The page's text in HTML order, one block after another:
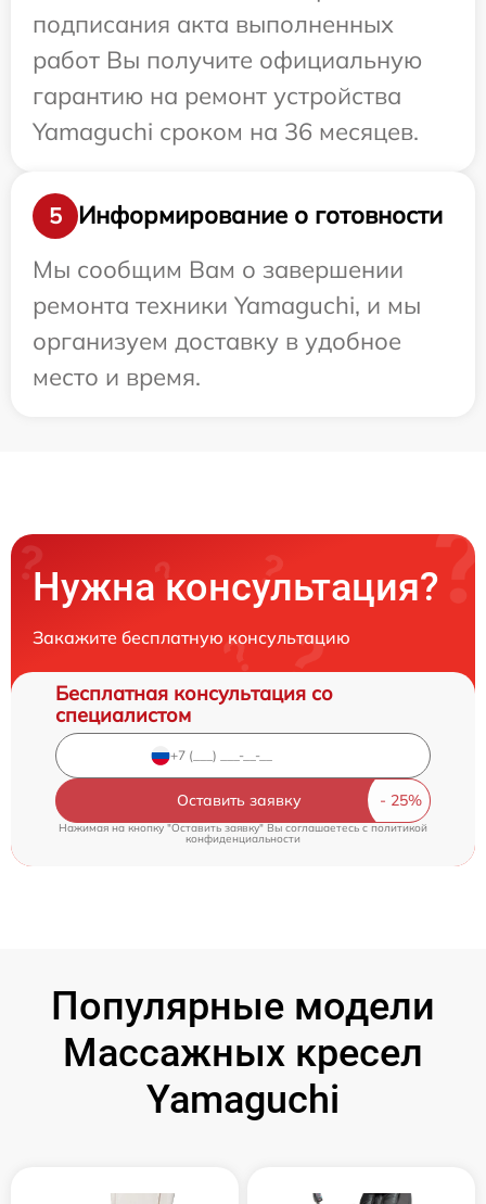
подписания акта выполненных
работ Вы получите официальную
гарантию на ремонт устройства
Yamaguchi сроком на 36 месяцев.
5
Информирование о готовности
Мы сообщим Вам о завершении
ремонта техники Yamaguchi, и мы
организуем доставку в удобное
место и время.
Нужна консультация?
Закажите бесплатную консультацию
Бесплатная консультация со
специалистом
Оставить заявку
Нажимая на кнопку "Оставить заявку" Вы соглашаетесь cполитикой
конфиденциальности
Популярные модели
Массажных кресел
Yamaguchi